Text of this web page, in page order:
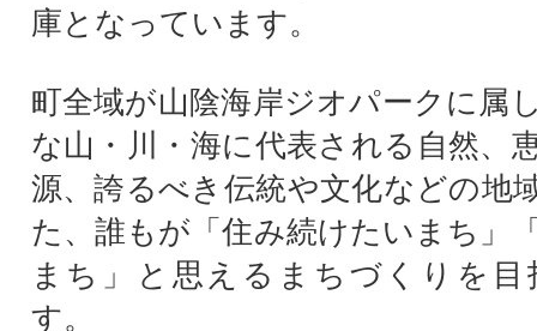
庫となっています。
町全域が山陰海岸ジオパークに属
な山・川・海に代表される自然、
源、誇るべき伝統や文化などの地
た、誰もが「住み続けたいまち」
まち」と思えるまちづくりを
す。